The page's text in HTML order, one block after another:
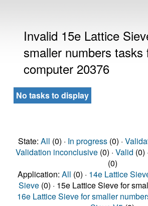
Invalid 15e Lattice
smaller numbers tasks
computer 20376
No tasks to display
State: All (0) · In progress(0) ·
Validation inconclusive(0) · Valid (0)
(0)
Application: All (0) · 14e Lattice
Sieve (0) · 15e Lattice Sieve for
16e Lattice Sieve for smaller